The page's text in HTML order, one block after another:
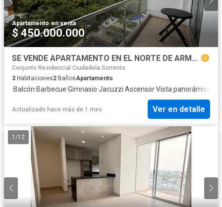
Apartamento·en venta
$ 450.000.000
SE VENDE APARTAMENTO EN EL NORTE DE ARMENIA
Conjunto Residencial Ciudadela Sorrento
3 Habitaciones2 BañosApartamento
·Balcón·Barbecue·Gimnasio·Jacuzzi·Ascensor·Vista panorámica
Actualizado hace más de 1 mes Ver en detalle
1 /12